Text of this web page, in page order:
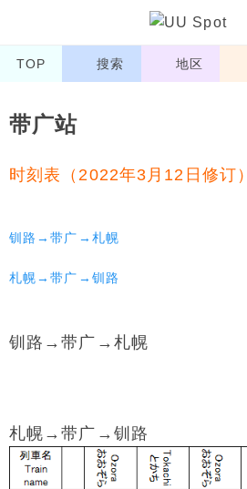
TOP 搜索 地区
带广站
时刻表（2022年3月12日修订）
钏路→带广→札幌
札幌→带广→钏路
钏路→带广→札幌
札幌→带广→钏路